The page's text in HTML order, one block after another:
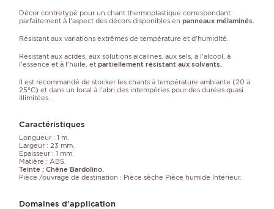
Décor contretypé pour un chant thermoplastique correspondant
parfaitement à l'aspect des décors disponibles en panneaux mélaminés.
Résistant aux variations extrêmes de température et d'humidité.
Résistant aux acides, aux solutions alcalines, aux sels, à l'alcool, à
l'essence et à l'huile, et partiellement résistant aux solvants.
Il est recommandé de stocker les chants à température ambiante (20 à
25°C) et dans un local à l'abri des intempéries pour des durées quasi
illimitées.
Caractéristiques
Longueur : 1 m.
Largeur : 23 mm.
Epaisseur : 1 mm.
Matière : ABS.
Teinte : Chêne Bardolino.
Pièce /ouvrage de destination : Pièce sèche Pièce humide Intérieur.
Domaines d'application